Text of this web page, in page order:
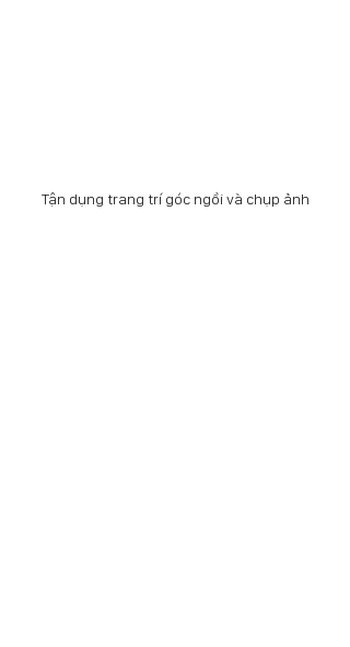
Tận dụng trang trí góc ngồi và chụp ảnh